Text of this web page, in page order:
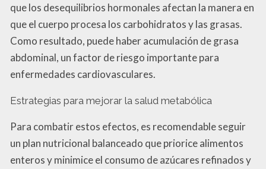
que los desequilibrios hormonales afectan la manera en
que el cuerpo procesa los carbohidratos y las grasas.
Como resultado, puede haber acumulación de grasa
abdominal, un factor de riesgo importante para
enfermedades cardiovasculares.
Estrategias para mejorar la salud metabólica
Para combatir estos efectos, es recomendable seguir
un plan nutricional balanceado que priorice alimentos
enteros y minimice el consumo de azúcares refinados y